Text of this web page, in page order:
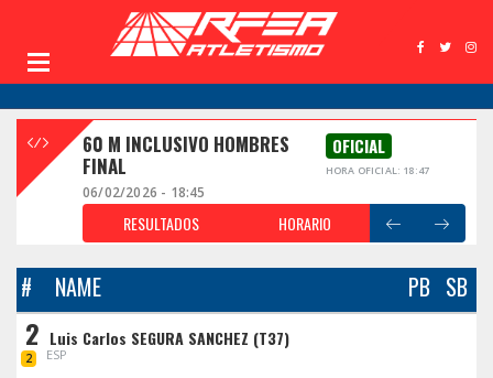
60 M INCLUSIVO HOMBRES
FINAL
OFICIAL
HORA OFICIAL: 18:47
06/02/2026 - 18:45
RESULTADOS HORARIO
# NAME PB SB
2
2
Luis Carlos SEGURA SANCHEZ (T37)
ESP